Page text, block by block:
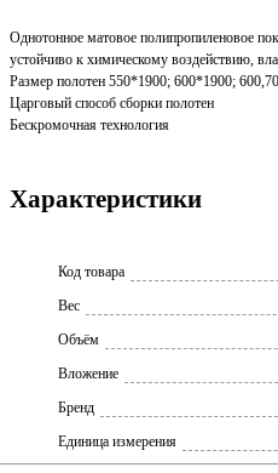
Однотонное матовое полипропиленовое
устойчиво к химическому воздействию,
Размер полотен 550*1900; 600*1900;
Царговый способ сборки полотен
Бескромочная технология
Характеристики
Код товара
Вес
Объём
Вложение
Бренд
Единица измерения